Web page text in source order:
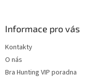
Informace pro vás
Kontakty
O nás
Bra Hunting VIP poradna